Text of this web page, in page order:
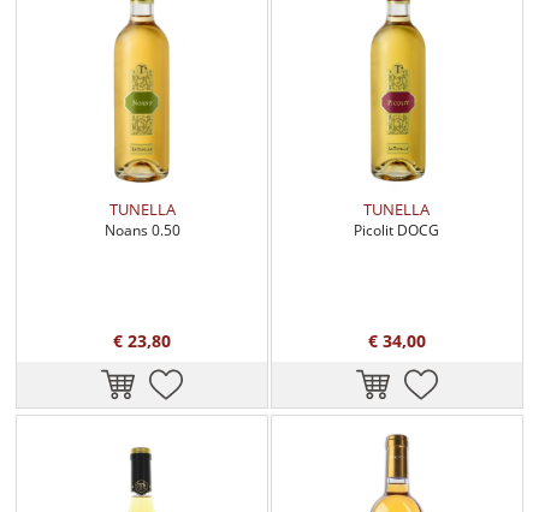
TUNELLA
Noans 0.50
€ 23,80
TUNELLA
Picolit DOCG
€ 34,00